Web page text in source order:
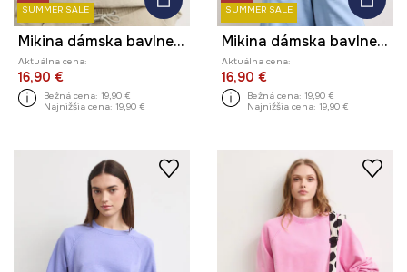
SUMMER SALE
Mikina dámska bavlnená s efektom prania
Aktuálna cena:
16,90 €
Bežná cena: 19,90 €
Najnižšia cena: 19,90 €
SUMMER SALE
Mikina dámska bavlnená s efektom prania
Aktuálna cena:
16,90 €
Bežná cena: 19,90 €
Najnižšia cena: 19,90 €